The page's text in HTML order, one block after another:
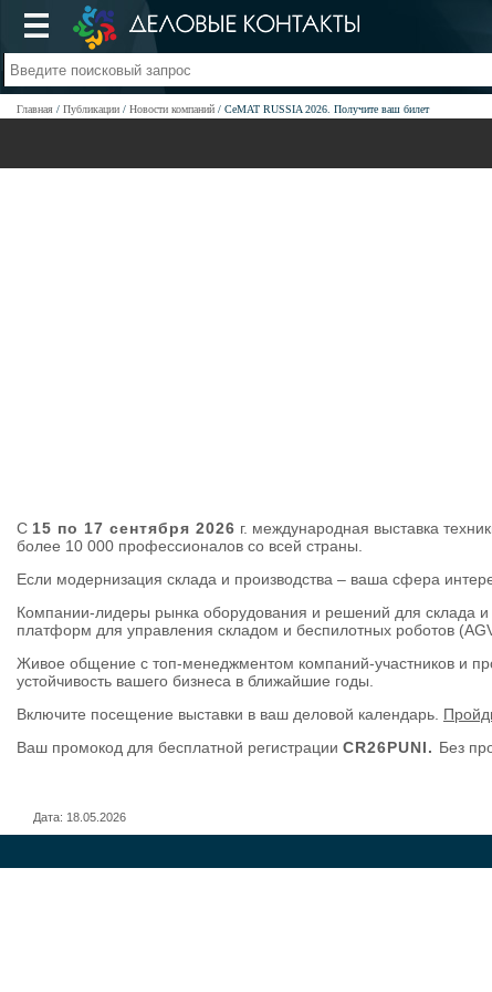
Главная Публикации Новости компаний CeMAT RUSSIA 2026. Получите ваш билет
С 15 по 17 сентября 2026 г. международная выставка
более 10 000 профессионалов со всей страны.
Если модернизация склада и производства – ваша сфера
Компании-лидеры рынка оборудования и решений для склада и
платформ для управления складом и беспилотных роботов
Живое общение с топ-менеджментом компаний-участников и
устойчивость вашего бизнеса в ближайшие годы.
Включите посещение выставки в ваш деловой календарь.
Ваш промокод для бесплатной регистрации CR26PUNI. Без
Дата: 18.05.2026